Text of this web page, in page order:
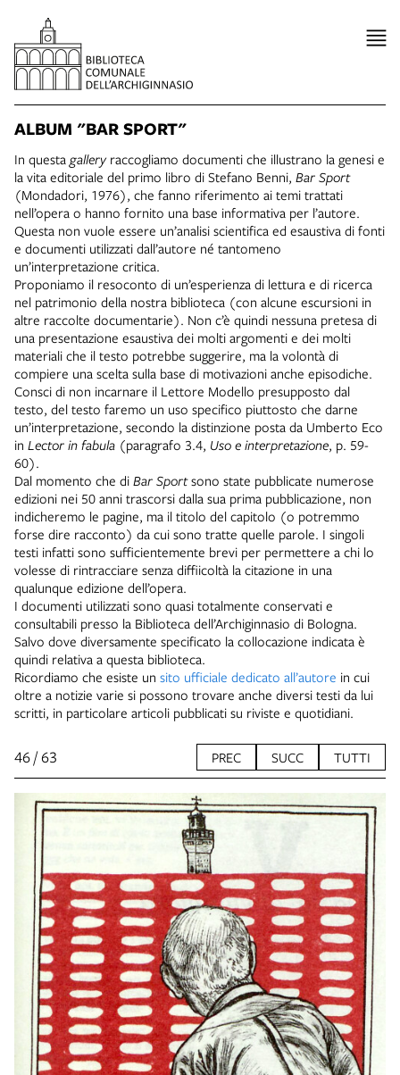
ALBUM "BAR SPORT"
In questa galleryraccogliamo documenti che illustrano la genesi e
la vita editoriale del primo libro di Stefano Benni, Bar Sport
(Mondadori, 1976), che fanno riferimento ai temi trattati
nell’opera o hanno fornito una base informativa per l’autore.
Questa non vuole essere un’analisi scientifica ed esaustiva di fonti
e documenti utilizzati dall’autore né tantomeno
un’interpretazione critica.
Proponiamo il resoconto di un’esperienza di lettura e di ricerca
nel patrimonio della nostra biblioteca (con alcune escursioni in
altre raccolte documentarie). Non c’è quindi nessuna pretesa di
una presentazione esaustiva dei molti argomenti e dei molti
materiali che il testo potrebbe suggerire, ma la volontà di
compiere una scelta sulla base di motivazioni anche episodiche.
Consci di non incarnare il Lettore Modello presupposto dal
testo, del testo faremo un uso specifico piuttosto che darne
un’interpretazione, secondo la distinzione posta da Umberto Eco
in Lector in fabula (paragrafo 3.4, Uso e interpretazione, p. 59-
60).
Dal momento che di Bar Sportsono state pubblicate numerose
edizioni nei 50 anni trascorsi dalla sua prima pubblicazione, non
indicheremo le pagine, ma il titolo del capitolo (o potremmo
forse dire racconto) da cui sono tratte quelle parole. I singoli
testi infatti sono sufficientemente brevi per permettere a chi lo
volesse di rintracciare senza diffiicoltà la citazione in una
qualunque edizione dell’opera.
I documenti utilizzati sono quasi totalmente conservati e
consultabili presso la Biblioteca dell’Archiginnasio di Bologna.
Salvo dove diversamente specificato la collocazione indicata è
quindi relativa a questa biblioteca.
Ricordiamo che esiste un sito ufficiale dedicato all’autore in cui
oltre a notizie varie si possono trovare anche diversi testi da lui
scritti, in particolare articoli pubblicati su riviste e quotidiani.
46 / 63 PREC SUCC TUTTI